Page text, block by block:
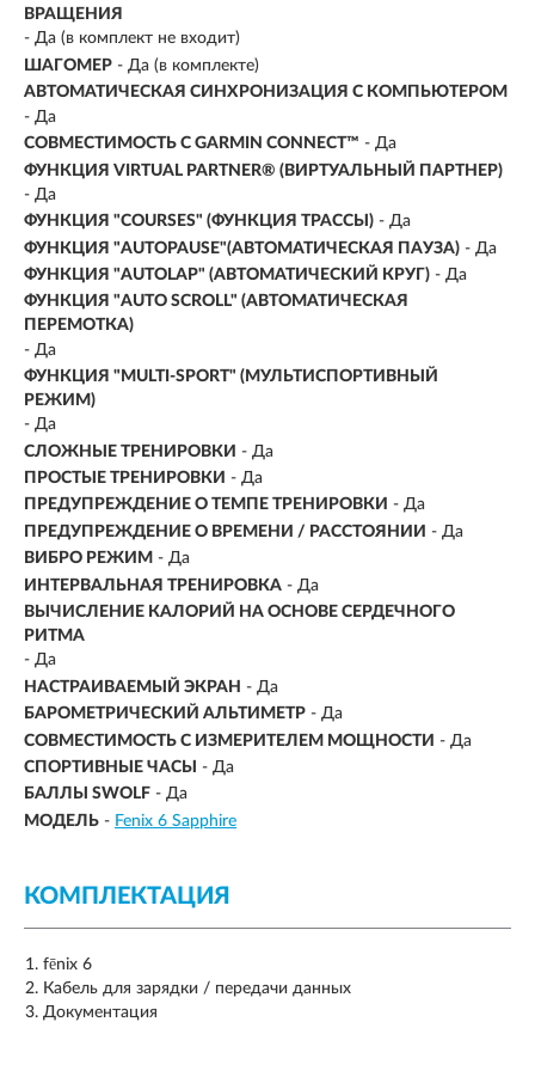
ВРАЩЕНИЯ
- Да (в комплект не входит)
ШАГОМЕР - Да (в комплекте)
АВТОМАТИЧЕСКАЯ СИНХРОНИЗАЦИЯ С КОМПЬЮТЕРОМ
- Да
СОВМЕСТИМОСТЬ С GARMIN CONNECT™ - Да
ФУНКЦИЯ VIRTUAL PARTNER® (ВИРТУАЛЬНЫЙ ПАРТНЕР)
- Да
ФУНКЦИЯ "СOURSES" (ФУНКЦИЯ ТРАССЫ) - Да
ФУНКЦИЯ "AUTOPAUSE"(АВТОМАТИЧЕСКАЯ ПАУЗА) - Да
ФУНКЦИЯ "AUTOLAP" (АВТОМАТИЧЕСКИЙ КРУГ) - Да
ФУНКЦИЯ "AUTO SCROLL" (АВТОМАТИЧЕСКАЯ
ПЕРЕМОТКА)
- Да
ФУНКЦИЯ "MULTI-SPORT" (МУЛЬТИСПОРТИВНЫЙ
РЕЖИМ)
- Да
СЛОЖНЫЕ ТРЕНИРОВКИ - Да
ПРОСТЫЕ ТРЕНИРОВКИ - Да
ПРЕДУПРЕЖДЕНИЕ О ТЕМПЕ ТРЕНИРОВКИ - Да
ПРЕДУПРЕЖДЕНИЕ О ВРЕМЕНИ / РАССТОЯНИИ - Да
ВИБРО РЕЖИМ - Да
ИНТЕРВАЛЬНАЯ ТРЕНИРОВКА - Да
ВЫЧИСЛЕНИЕ КАЛОРИЙ НА ОСНОВЕ СЕРДЕЧНОГО
РИТМА
- Да
НАСТРАИВАЕМЫЙ ЭКРАН - Да
БАРОМЕТРИЧЕСКИЙ АЛЬТИМЕТР - Да
СОВМЕСТИМОСТЬ С ИЗМЕРИТЕЛЕМ МОЩНОСТИ - Да
СПОРТИВНЫЕ ЧАСЫ
- Да
БАЛЛЫ SWOLF - Да
МОДЕЛЬ - Fenix 6 Sapphire
КОМПЛЕКТАЦИЯ
fēnix 6
Кабель для зарядки / передачи данных
Документация